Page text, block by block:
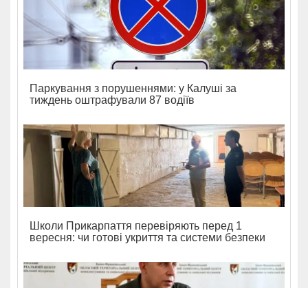
Паркування з порушеннями: у Калуші за
тиждень оштрафували 87 водіїв
Школи Прикарпаття перевіряють перед 1
вересня: чи готові укриття та системи безпеки